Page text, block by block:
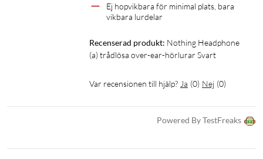
Brusreducering: Adaptiv ANC (tre nivåer)
Anslutningar: USB-C, 3,5 mm
Färg: Svart
Ej hopvikbara för minimal plats, bara
vikbara lurdelar
Recenserad produkt: Nothing Headphone
(a) trådlösa over-ear-hörlurar Svart
Var recensionen till hjälp? Ja (0) Nej (0)
Powered By TestFreaks